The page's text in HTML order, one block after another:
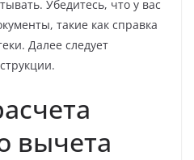
Убедитесь, что у вас
такие как справка
Далее следует
вычета